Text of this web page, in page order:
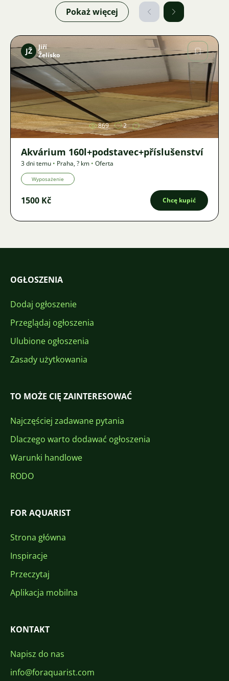
Pokaż więcej
Zdjęcie
JŽ
Jiří
Želísko
869 2
Akvárium 160l+podstavec+příslušenství
3 dni temu • Praha,? km • Oferta
Wyposażenie
1500 Kč Chcę kupić
OGŁOSZENIA
Dodaj ogłoszenie
Przeglądaj ogłoszenia
Ulubione ogłoszenia
Zasady użytkowania
TO MOŻE CIĘ ZAINTERESOWAĆ
Najczęściej zadawane pytania
Dlaczego warto dodawać ogłoszenia
Warunki handlowe
RODO
FOR AQUARIST
Strona główna
Inspiracje
Przeczytaj
Aplikacja mobilna
KONTAKT
Napisz do nas
info@foraquarist.com